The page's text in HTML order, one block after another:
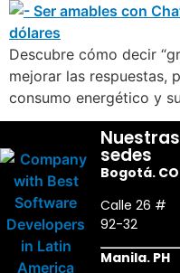
Descubre cómo decir
mejorar las respuestas,
consumo energético y
Nuestras
sedes
Bogotá. CO
Calle 26 #
92-32
Manila. PH